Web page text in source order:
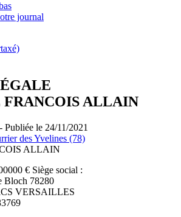
journal
ALLAIN
le 24/11/2021
des Yvelines (78)
ALLAIN
€ Siège social :
Bloch 78280
VERSAILLES